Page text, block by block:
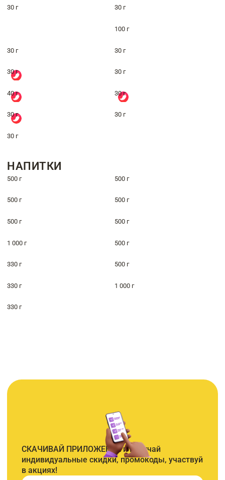
30 г 30 г
100 г
30 г 30 г
30 г 30 г
40 г 30 г
30 г 30 г
30 г
НАПИТКИ
500 г 500 г
500 г 500 г
500 г 500 г
1 000 г 500 г
330 г 500 г
330 г 1 000 г
330 г
СКАЧИВАЙ ПРИЛОЖЕНИЕ и получай
индивидуальные скидки, промокоды, участвуй
в акциях!